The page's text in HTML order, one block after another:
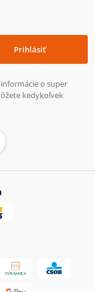
Prihlásiť
o super
kedykoľvek